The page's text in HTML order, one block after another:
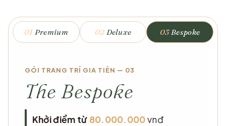
01 Premium 02 Deluxe 03Bespoke
GÓI TRANG TRÍ GIA TIÊN — 03
The Bespoke
Khởi điểm từ 80.000.000vnđ